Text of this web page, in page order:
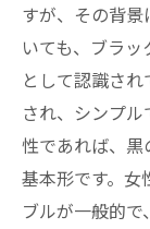
すが、その背
いても、ブラ
として認識さ
され、シンプ
性であれば、
基本形です。女
ブルが一般的で